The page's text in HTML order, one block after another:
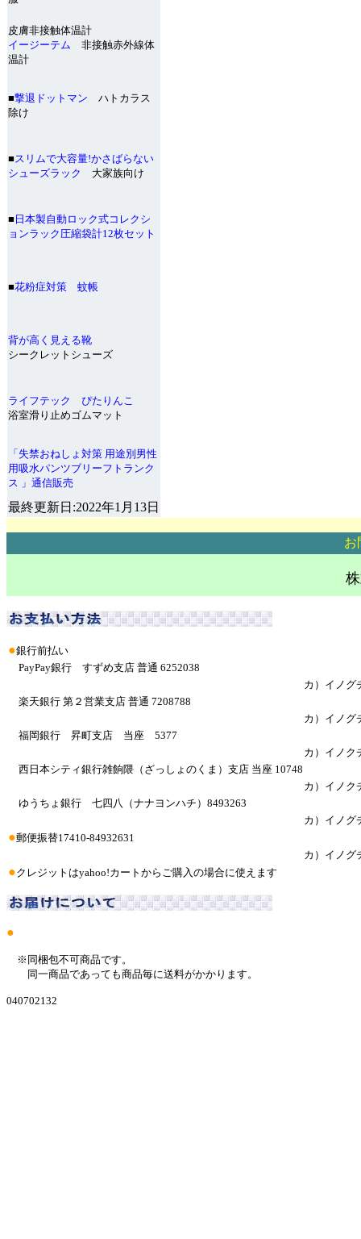
皮膚非接触体温計
イージーテム 非接触赤外線体
温計
■撃退ドットマン ハトカラス
除け
■スリムで大容量!かさばらない
シューズラック
大家族向け
■ 日本製自動ロック式コレクシ
ョンラック圧縮袋計12枚セット
■花粉症対策 蚊帳
背が高く見える靴
シークレットシューズ
ライフテック ぴたりんこ
浴室滑り止めゴムマット
「失禁おねしょ対策 用途別男性
用吸水パンツブリーフトランク
ス 」通信販売
最終更新日:2022年1月13日
お
●銀行前払い
PayPay銀行 すずめ支店 普通 6252038
カ）イノグ
楽天銀行 第２営業支店 普通 7208788
カ）イノグ
福岡銀行 昇町支店 当座 5377
カ）イノク
西日本シティ銀行雑餉隈（ざっしょのくま）支店 当座 10748
カ）イノク
ゆうちょ銀行 七四八（ナナヨンハチ）8493263
カ）イノグ
●郵便振替17410-84932631
カ）イノグ
●クレジットはyahoo!カートからご購入の場合に使えます
●
※同梱包不可商品です。
同一商品であっても商品毎に送料がかかります。
040702132